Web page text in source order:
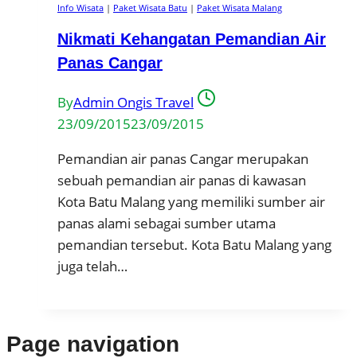
Info Wisata | Paket Wisata Batu | Paket Wisata Malang
Nikmati Kehangatan Pemandian Air
Panas Cangar
ByAdmin Ongis Travel
23/09/201523/09/2015
Pemandian air panas Cangar merupakan
sebuah pemandian air panas di kawasan
Kota Batu Malang yang memiliki sumber air
panas alami sebagai sumber utama
pemandian tersebut. Kota Batu Malang yang
juga telah…
Page navigation